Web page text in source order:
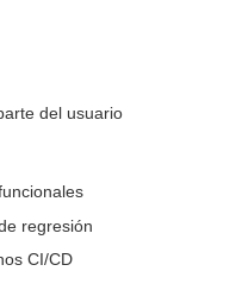
del usuario
regresión
CI/CD